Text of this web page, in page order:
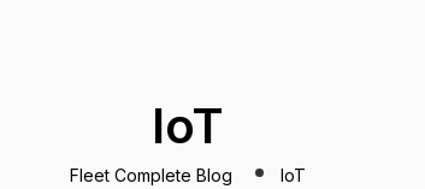
IoT
Fleet Complete Blog IoT